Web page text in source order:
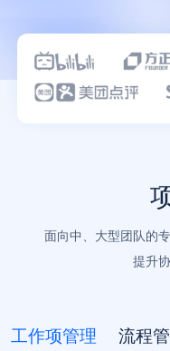
面向中、大型团队的
提升
工作项管理 流程